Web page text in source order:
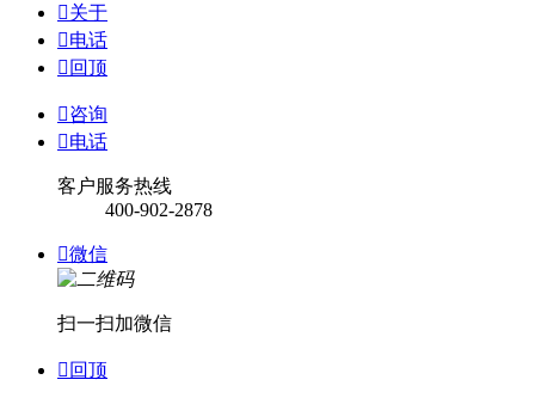
关于
电话
 回顶
咨询
电话
客户服务热线
400-902-2878
微信
扫一扫加微信
 回顶